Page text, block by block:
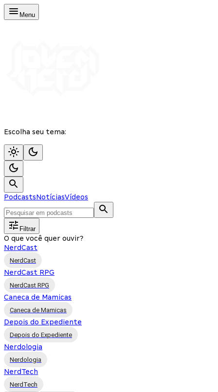
Menu
Escolha seu tema:
PodcastsNotíciasVídeos
Filtrar
O que você quer ouvir?
NerdCast
NerdCast
NerdCast RPG
NerdCast RPG
Caneca de Mamicas
Caneca de Mamicas
Depois do Expediente
Depois do Expediente
Nerdologia
Nerdologia
NerdTech
NerdTech